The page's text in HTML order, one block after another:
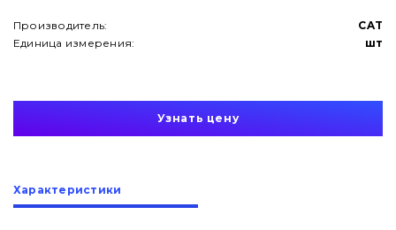
О нас
Производитель:
CAT
Единица измерения:
шт
Узнать цену
Характеристики